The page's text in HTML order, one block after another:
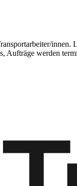
Aufträge werden